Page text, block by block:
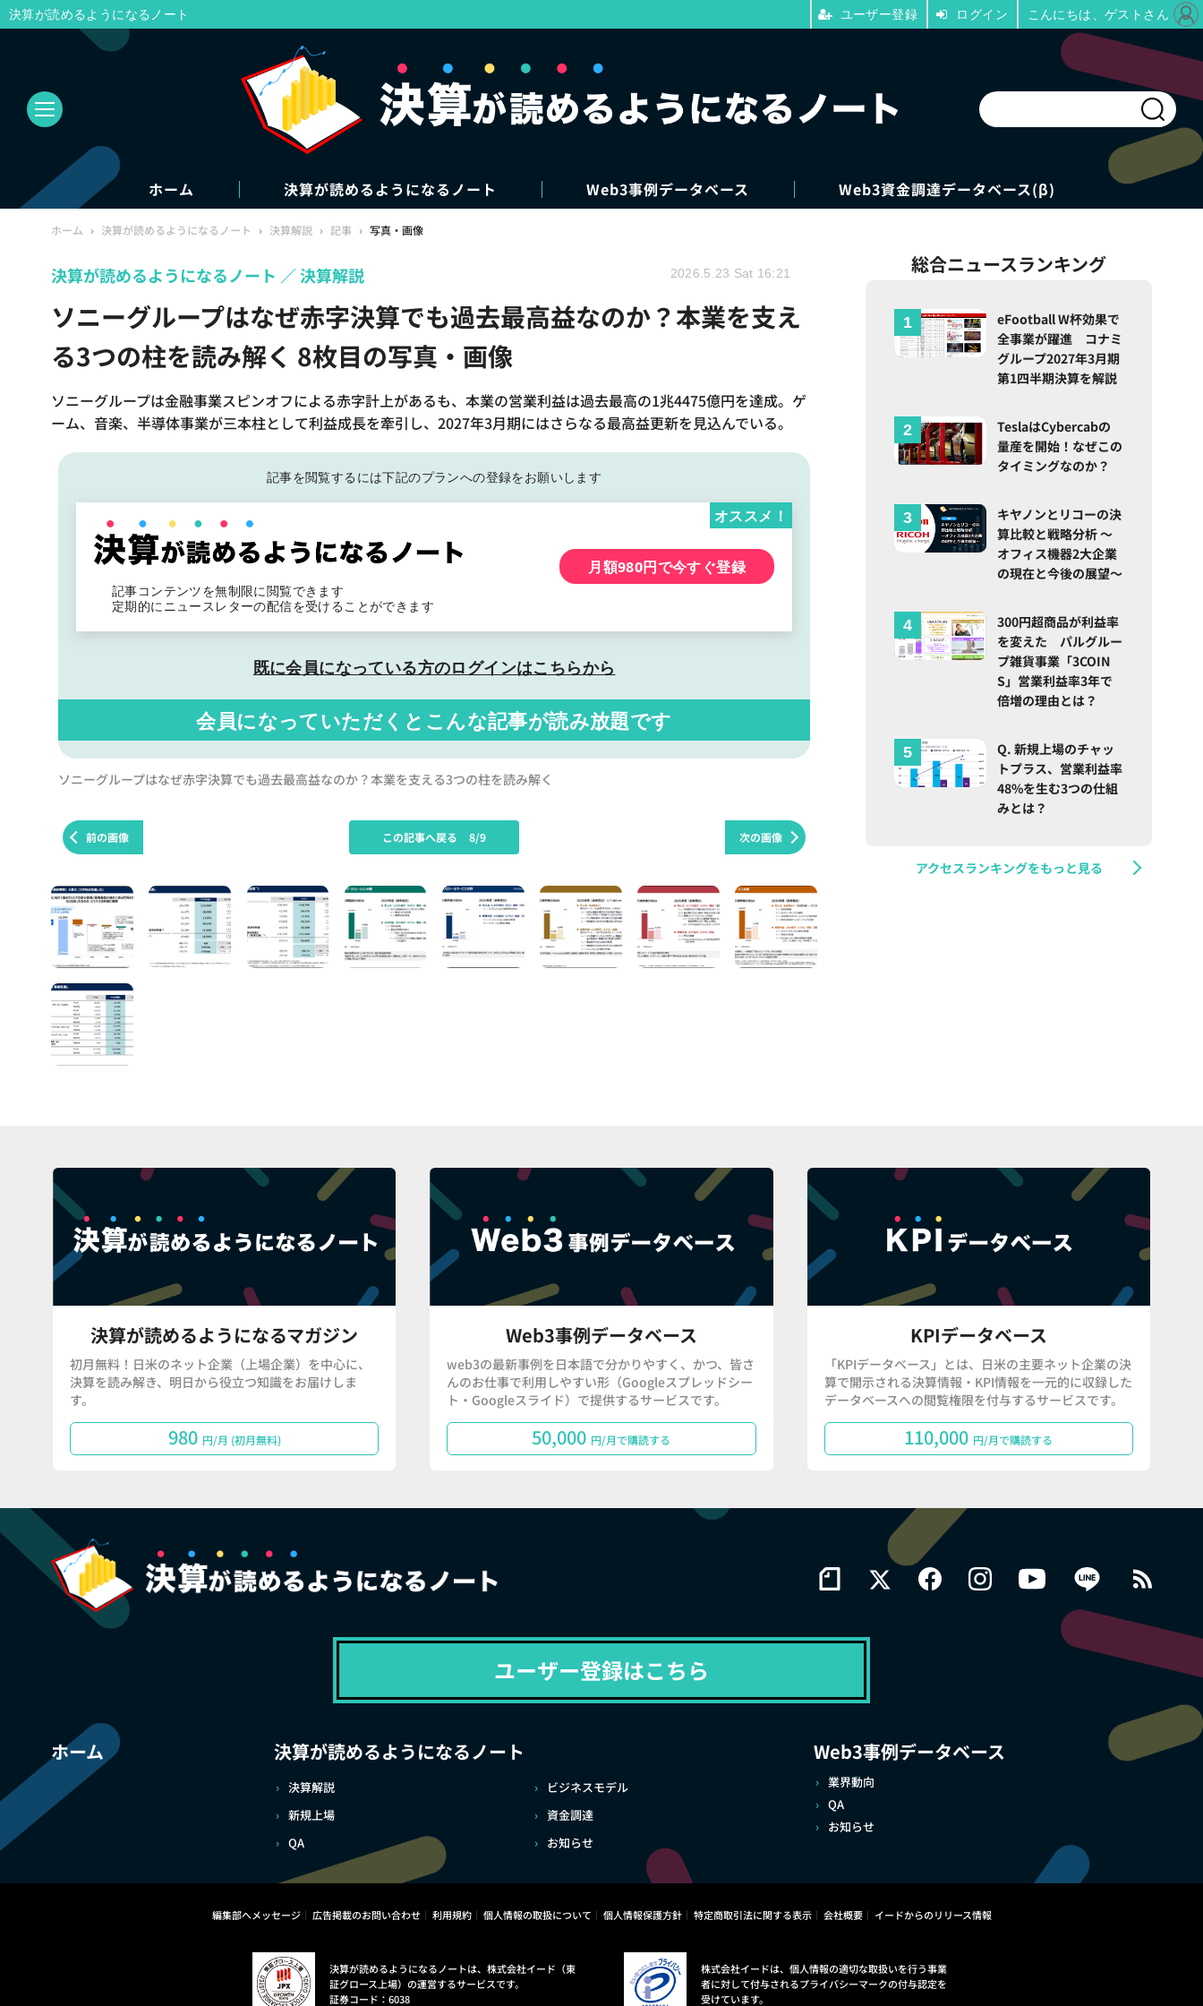
ホーム 決算が読めるようになるノート Web3事例データベース Web3資金調達データベース(β)
ホーム › 決算が読めるようになるノート › 決算解説 › 記事 › 写真・画像
ソニーグループはなぜ赤字決算でも過去最高益なのか？本業を支え
る3つの柱を読み解く 8枚目の写真・画像
ソニーグループは金融事業スピンオフによる赤字計上があるも、本業の営業利益は過去最高の1兆4475億円を達成。ゲ
ーム、音楽、半導体事業が三本柱として利益成長を牽引し、2027年3月期にはさらなる最高益更新を見込んでいる。
決算が読めるようになるノート 決算解説 2026.5.23 Sat 16:21
記事を閲覧するには下記のプランへの登録をお願いします
記事コンテンツを無制限に閲覧できます
定期的にニュースレターの配信を受けることができます
オススメ！
月額980円で今すぐ登録
既に会員になっている方のログインはこちらから
会員になっていただくと こんな記事が読み放題です
ソニーグループはなぜ赤字決算でも過去最高益なのか？本業を支える3つの柱を読み解く
前の画像 次の画像
この記事へ戻る 8/9
総合ニュースランキング
eFootball W杯効果で
全事業が躍進 コナミ
グループ2027年3月期
第1四半期決算を解説
TeslaはCybercabの
量産を開始！なぜこの
タイミングなのか？
キヤノンとリコーの決
算比較と戦略分析 ～
オフィス機器2大企業
の現在と今後の展望～
300円超商品が利益率
を変えた パルグルー
プ雑貨事業「3COIN
S」営業利益率3年で
倍増の理由とは？
Q. 新規上場のチャッ
トプラス、営業利益率
48%を生む3つの仕組
みとは？
アクセスランキングをもっと見る
決算が読めるようになるマガジン
初月無料！日米のネット企業（上場企業）を中心に、
決算を読み解き、明日から役立つ知識をお届けしま
す。
980 円/月 (初月無料)
Web3事例データベース
web3の最新事例を日本語で分かりやすく、かつ、皆さ
んのお仕事で利用しやすい形（Googleスプレッドシー
ト・Googleスライド）で提供するサービスです。
50,000 円/月で購読する
KPIデータベース
「KPIデータベース」とは、日米の主要ネット企業の決
算で開示される決算情報・KPI情報を一元的に収録した
データベースへの閲覧権限を付与するサービスです。
110,000 円/月で購読する
ユーザー登録はこちら
ホーム 決算が読めるようになるノート
決算解説
ビジネスモデル
新規上場
資金調達
QA
お知らせ
Web3事例データベース
業界動向
QA
お知らせ
編集部へメッセージ 広告掲載のお問い合わせ 利用規約 個人情報の取扱について 個人情報保護方針 特定商取引法に関する表示 会社概要 イードからのリリース情報
決算が読めるようになるノートは、株式会社イード（東
証グロース上場）の運営するサービスです。
証券コード：6038
株式会社イードは、個人情報の適切な取扱いを行う事業
者に対して付与されるプライバシーマークの付与認定を
受けています。
決算が読めるようになるノート ユーザー登録 ログイン こんにちは、ゲストさん